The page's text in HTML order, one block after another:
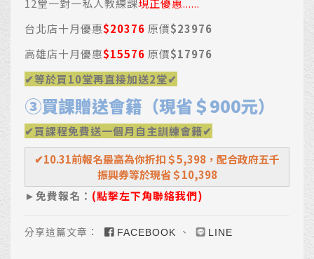
12堂一對一私人教練課現正優惠......
台北店十月優惠$20376 原價$23976
高雄店十月優惠$15576 原價$17976
✔等於買10堂再直接加送2堂✔
③買課贈送會籍（現省＄900元）
✔買課程免費送一個月自主訓練會籍✔
✔10.31前報名最高為你折扣＄5,398，配合政府五千
振興券等於現省＄10,398
►免費報名： (點擊左下角聯絡我們)
分享這篇文章： FACEBOOK 、 LINE